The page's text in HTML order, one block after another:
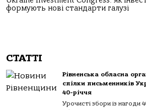
формують нові стандарти галузі
СТАТТІ
Рівненська обласна
спілки письменників
40-річчя
Урочисті збори із нагоди